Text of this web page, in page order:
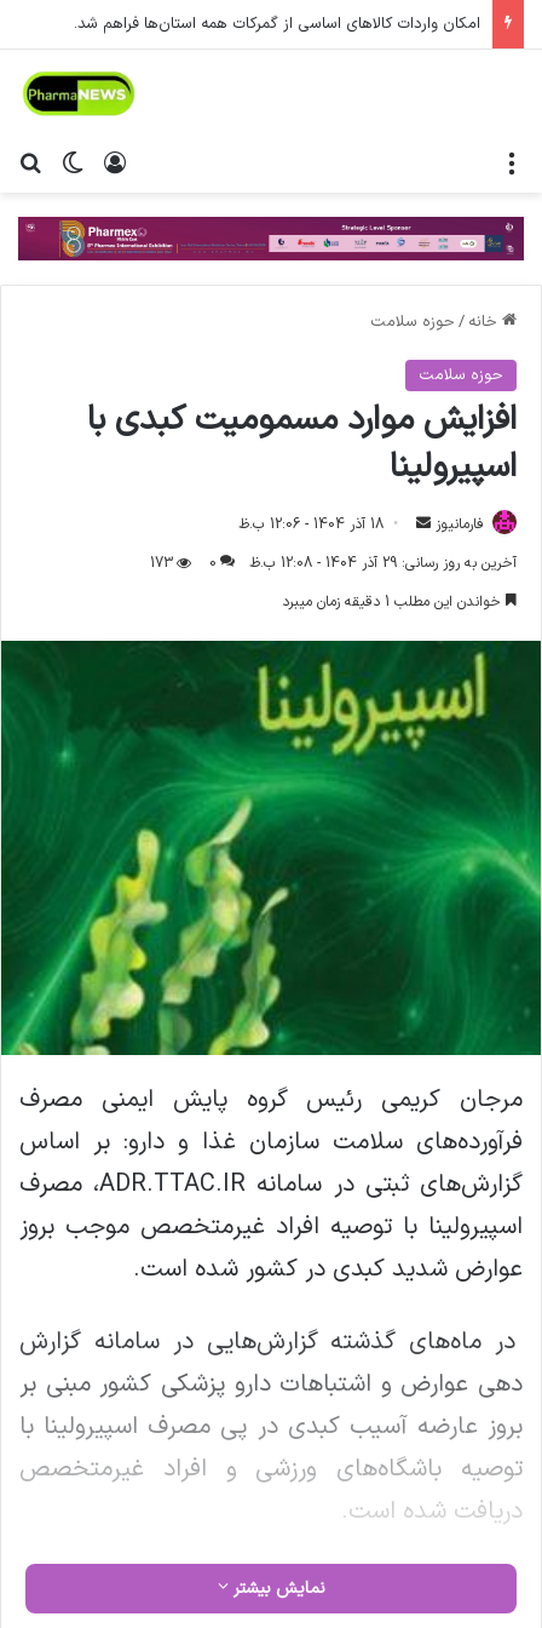
امکان واردات کالاهای اساسی از گمرکات همه استان‌ها فراهم شد.
تغییر ورود
خانه / حوزه سلامت
حوزه سلامت
افزایش موارد مسمومیت کبدی با
اسپیرولینا
فارمانیوز
ا
ل
ی
م
ی
18 آذر 1404 - 12:06 ب.ظ
آخرین به روز رسانی: 29 آذر 1404 - 12:08 ب.ظ
0
173
خواندن این مطلب 1 دقیقه زمان میبرد
مرجان کریمی رئیس گروه پایش ایمنی مصرف
فرآورده‌های سلامت سازمان غذا و دارو: بر اساس
گزارش‌های ثبتی در سامانه ADR.TTAC.IR، مصرف
اسپیرولینا با توصیه افراد غیرمتخصص موجب بروز
عوارض شدید کبدی در کشور شده است.
در ماه‌های گذشته گزارش‌هایی در سامانه گزارش
دهی عوارض و اشتباهات دارو پزشکی کشور مبنی بر
بروز عارضه آسیب کبدی در پی مصرف اسپیرولینا با
توصیه باشگاه‌های ورزشی و افراد غیرمتخصص
دریافت شده است.
گرچه اسپیرولینا یک جلبک سبز-آبی سرشار از
نمایش بیشتر